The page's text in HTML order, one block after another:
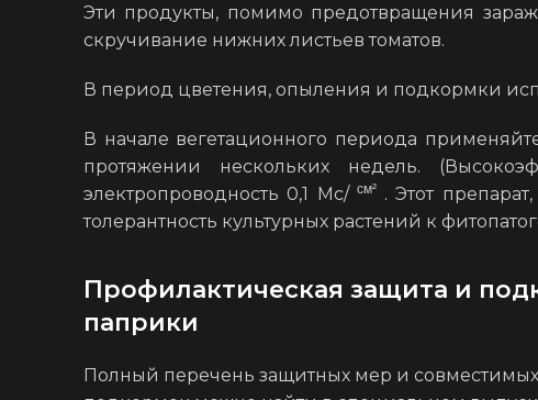
Эти продукты, помимо предотвращения
скручивание нижних листьев томатов.
В период цветения, опыления и подкормки
В начале вегетационного периода
протяжении нескольких недель.
электропроводность 0,1 Мс/ см². Этот
толерантность культурных растений к
Профилактическая защита и
паприки
Полный перечень защитных мер и